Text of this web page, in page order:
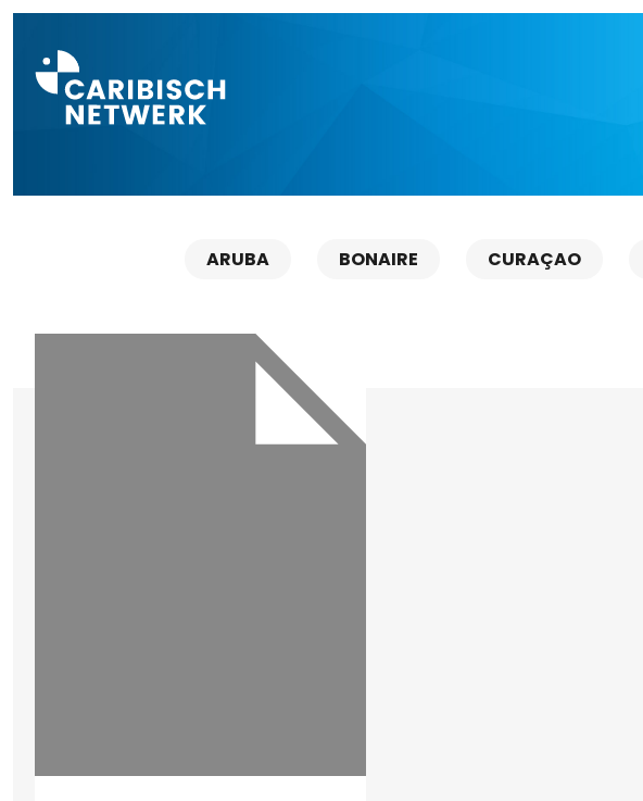
ARUBA BONAIRE CURAÇAO